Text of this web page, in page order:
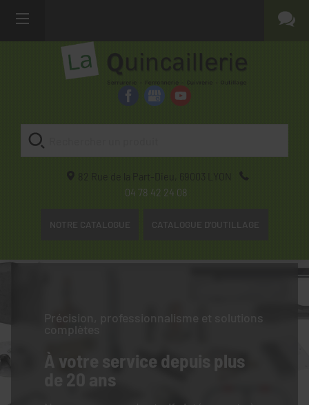
82 Rue de la Part-Dieu, 69003
LYON
04 78 42 24 08
NOTRE CATALOGUE CATALOGUE D'OUTILLAGE
Précision, professionnalisme et solutions
complètes
À votre service depuis plus
de 20 ans